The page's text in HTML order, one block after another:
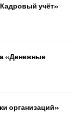
учёт»
«Денежные
организаций»